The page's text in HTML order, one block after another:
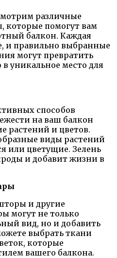
различные
которые помогут вам
балкон. Каждая
и правильно выбранные
могут превратить
уникальное место для
способов
на ваш балкон
растений и цветов.
виды растений
или цветущие. Зелень
и добавит жизни в
и другие
могут не только
вид, но и добавить
выбрать ткани
которые
вашего балкона.